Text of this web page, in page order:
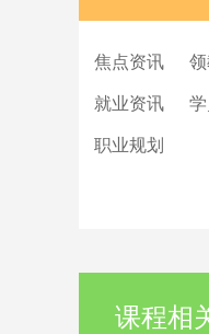
焦点资讯
就业资讯
职业规划
课程相